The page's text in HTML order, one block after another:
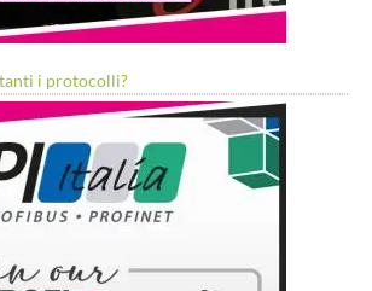
i protocolli?